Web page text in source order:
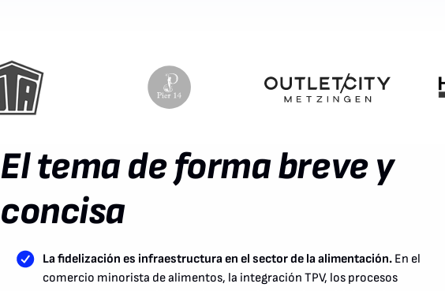
El tema de forma breve y
concisa
La fidelización es infraestructura en el sector de la alimentación.En el
comercio minorista de alimentos, la integración TPV, los procesos